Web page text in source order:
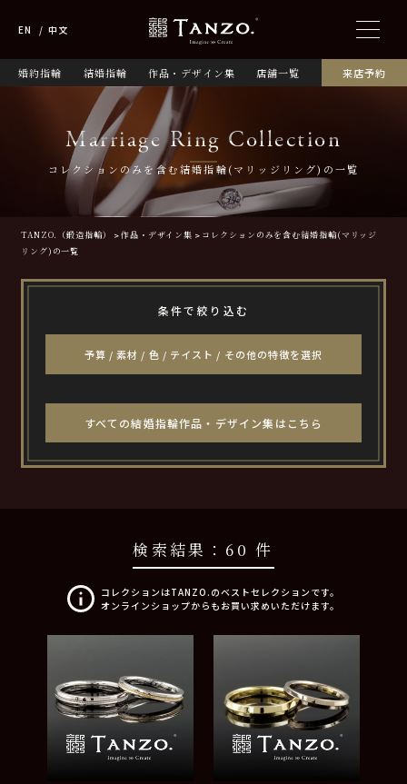
婚約指輪 結婚指輪 作品・デザイン集 店舗一覧 来店予約
EN 中文
Marriage Ring Collection
コレクションのみを含む結婚指輪(マリッジリング)の一覧
TANZO.（鍛造指輪） 作品・デザイン集
コレクションのみを含む結婚指輪(マリッジ
リング)の一覧
条件で絞り込む
予算 / 素材 / 色 / テイスト / その他の特徴を選択
すべての結婚指輪作品・デザイン集はこちら
検索結果： 60 件
コレクションはTANZO.のベストセレクションです。
オンラインショップからもお買い求めいただけます。